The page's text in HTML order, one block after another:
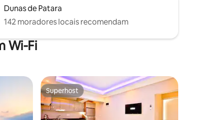
Dunas de Patara
142 moradores locais recomendam
Wi-Fi
Superhost
Superhost